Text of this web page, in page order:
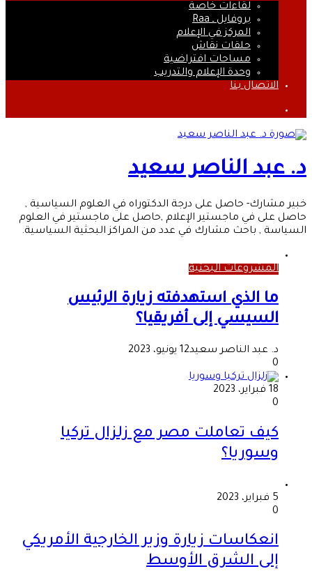
لقاءات خاصة
بروفايل ـ Raa
المركز في الإعلام
حلقات نقاش
مساحات افتراضية
وحدة الإعلام والتدريب
الاتصال بنا
د. عبد الناصر سعيد
خبير مشارك- حاصل على درجة الدكتوراه في العلوم السياسية ,
حاصل على في ماجستير الإعلام ,حاصل على ماجستير في العلوم
السياسة , باحث مشارك في عدد من المراكز البحثية السياسية.
المشروعات البحثية
ما الذي استهدفته زيارة الرئيس
السيسي إلى أفريقيا؟
د. عبد الناصر سعيد12 يونيو، 2023
0
18 فبراير، 2023
0
كيف تعاملت مصر مع زلزال تركيا
وسوريا؟
5 فبراير، 2023
0
انعكاسات زيارة وزير الخارجية الأمريكي
إلى الشرق الأوسط